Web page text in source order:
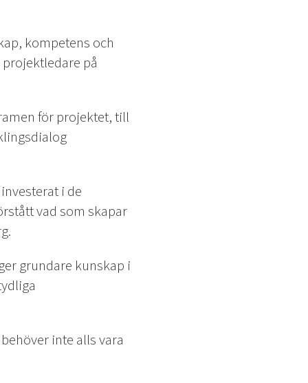
kompetens och
på
för projektet, till
i de
vad som skapar
grundare kunskap i
inte alls vara